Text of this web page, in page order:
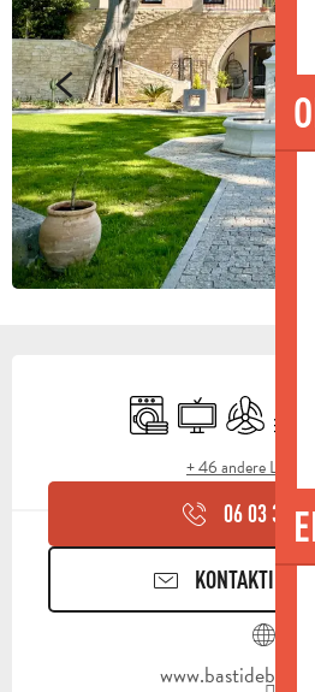
Waschmaschine
FernsehenKlimaanlage
+ 46 andere
06 03 39